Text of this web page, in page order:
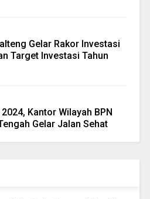
Gelar Rakor Investasi
Target Investasi Tahun
Kantor Wilayah BPN
Gelar Jalan Sehat